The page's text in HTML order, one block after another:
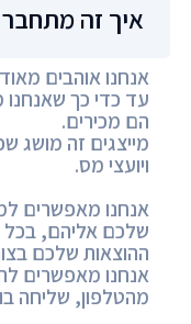
איך זה
אנחנו אוהבים
עד כדי כך
הם מכירים.
מייצגים זה מושג
ויועצי מס.
אנחנו מאפשרים
שלכם אליהם,
ההוצאות שלכם
אנחנו מאפשרים
מהטלפון, שליחה